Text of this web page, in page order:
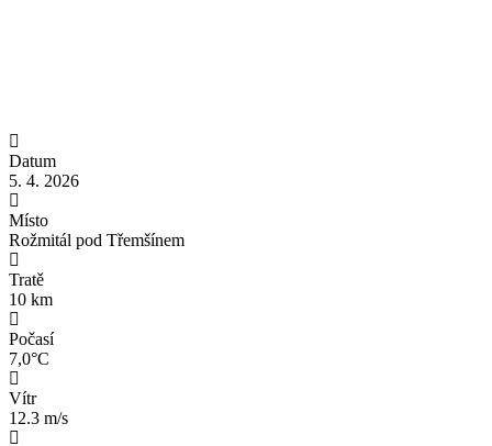
Datum
5. 4. 2026
Místo
Rožmitál pod Třemšínem
Tratě
10 km
Počasí
7,0°C
Vítr
12.3 m/s